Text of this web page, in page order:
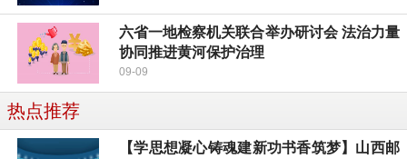
六省一地检察机关联合举办研讨会 法治力量
协同推进黄河保护治理
09-09
热点推荐
【学思想凝心铸魂建新功书香筑梦】山西邮